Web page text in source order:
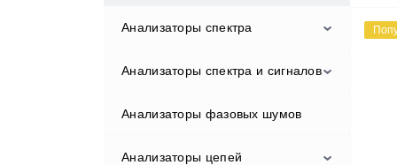
Анализаторы спектра
GW Instek
Rigol
Rohde&Schwarz
Анализаторы спектра и сигналов
Опции и аксессуары для
Анализаторы фазовых шумов
Анализаторы цепей